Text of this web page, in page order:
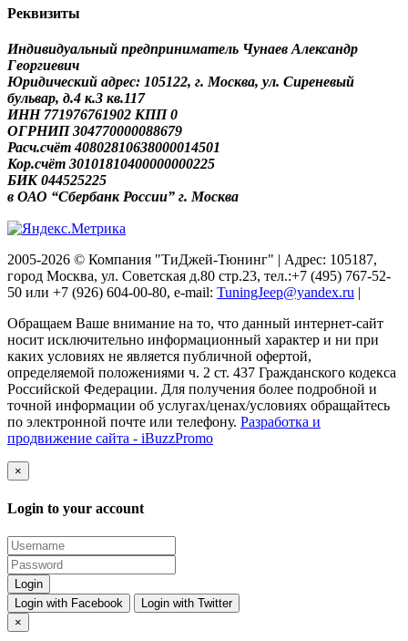
Реквизиты
Индивидуальный предприниматель Чунаев Александр
Георгиевич
Юридический адрес: 105122, г. Москва, ул. Сиреневый
бульвар, д.4 к.3 кв.117
ИНН 771976761902 КПП 0
ОГРНИП 304770000088679
Расч.счёт 40802810638000014501
Кор.счёт 30101810400000000225
БИК 044525225
в ОАО “Сбербанк России” г. Москва
2005-2026 © Компания "ТиДжей-Тюнинг" | Адрес: 105187,
город Москва, ул. Советская д.80 стр.23, тел.:+7 (495) 767-52-
50 или +7 (926) 604-00-80, e-mail: TuningJeep@yandex.ru |
Обращаем Ваше внимание на то, что данный интернет-сайт
носит исключительно информационный характер и ни при
каких условиях не является публичной офертой,
определяемой положениями ч. 2 ст. 437 Гражданского кодекса
Российской Федерации. Для получения более подробной и
точной информации об услугах/ценах/условиях обращайтесь
по электронной почте или телефону. Разработка и
продвижение сайта - iBuzzPromo
×
Login to your account
Login with Facebook
Login with Twitter
×